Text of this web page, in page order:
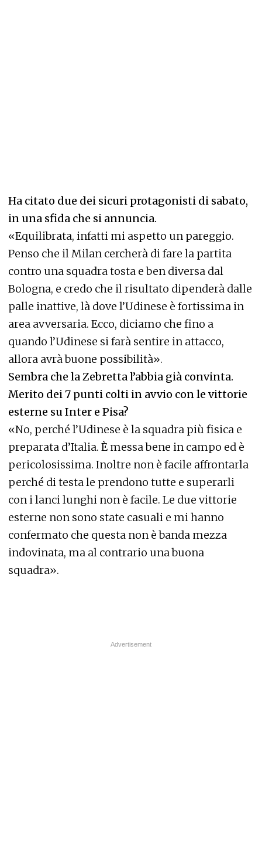
Ha citato due dei sicuri protagonisti di sabato,
in una sfida che si annuncia.
«Equilibrata, infatti mi aspetto un pareggio.
Penso che il Milan cercherà di fare la partita
contro una squadra tosta e ben diversa dal
Bologna, e credo che il risultato dipenderà dalle
palle inattive, là dove l’Udinese è fortissima in
area avversaria. Ecco, diciamo che fino a
quando l’Udinese si farà sentire in attacco,
allora avrà buone possibilità».
Sembra che la Zebretta l’abbia già convinta.
Merito dei 7 punti colti in avvio con le vittorie
esterne su Inter e Pisa?
«No, perché l’Udinese è la squadra più fisica e
preparata d’Italia. È messa bene in campo ed è
pericolosissima. Inoltre non è facile affrontarla
perché di testa le prendono tutte e superarli
con i lanci lunghi non è facile. Le due vittorie
esterne non sono state casuali e mi hanno
confermato che questa non è banda mezza
indovinata, ma al contrario una buona
squadra».